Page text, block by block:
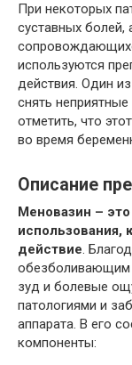
При некоторых
суставных болей,
используются
действия. Один
снять
отметить, что
во время
Описание
Меновазин –
использования,
действие.
обезболивающим
зуд и болевые
патологиями и
аппарата. В его
компоненты: